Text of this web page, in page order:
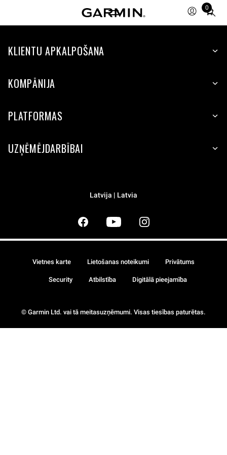
0
Total
items
cart:
KLIENTU APKALPOŠANA
KOMPĀNIJA
PLATFORMAS
UZŅĒMĒJDARBĪBAI
Latvija | Latvia
© Garmin Ltd. vai tā meitasuzņēmumi. Visas tiesības paturētas.
Vietnes karte Lietošanas noteikumi Privātums
Security Atbilstība Digitālā pieejamība